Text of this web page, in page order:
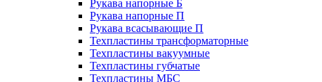
Рукава напорные Б
Рукава напорные П
Рукава всасывающие П
Техпластины трансформаторные
Техпластины вакуумные
Техпластины губчатые
Техпластины МБС